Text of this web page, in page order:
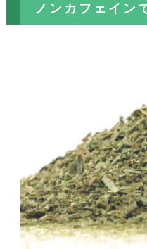
ノンカフェイン